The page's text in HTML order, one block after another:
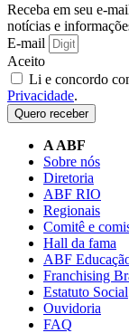
Receba em seu e-
notícias e
E-mail
Aceito
Li e concordo
Privacidade.
Quero receber
A ABF
Sobre nós
Diretoria
ABF RIO
Regionais
Comitê e
Hall da fama
ABF
Franchising
Estatuto Social
Ouvidoria
FAQ